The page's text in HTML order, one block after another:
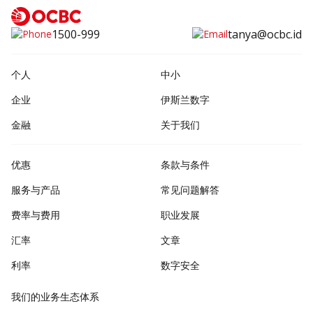
1500-999 tanya@ocbc.id
个人
中小
企业
伊斯兰数字
金融
关于我们
优惠
服务与产品
费率与费用
汇率
利率
条款与条件
常见问题解答
职业发展
文章
数字安全
我们的业务生态体系